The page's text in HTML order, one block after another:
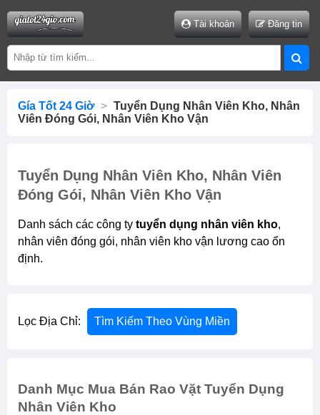
Tài khoản Đăng tin
Gía Tốt 24 Giờ > Tuyển Dụng Nhân Viên Kho, Nhân
Viên Đóng Gói, Nhân Viên Kho Vận
Tuyển Dụng Nhân Viên Kho, Nhân Viên
Đóng Gói, Nhân Viên Kho Vận
Danh sách các công ty tuyển dụng nhân viên kho,
nhân viên đóng gói, nhân viên kho vận lương cao ổn
định.
Lọc Địa Chỉ: Tìm Kiếm Theo Vùng Miền
Danh Mục Mua Bán Rao Vặt Tuyển Dụng
Nhân Viên Kho